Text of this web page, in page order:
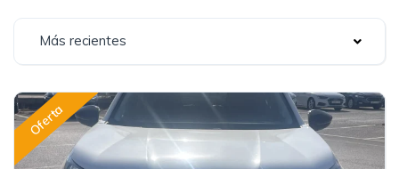
Más recientes
Oferta